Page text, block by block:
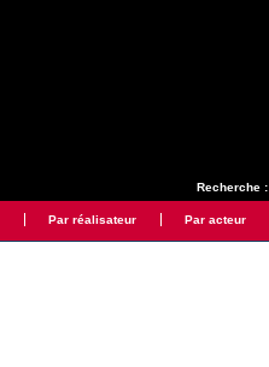
Recherche :
Par réalisateur Par acteur